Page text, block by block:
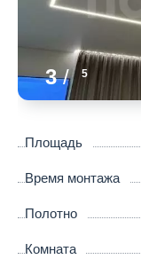
3/ 5
Площадь
Время монтажа
Полотно
Комната